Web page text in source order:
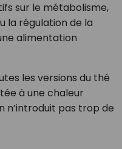
sur le métabolisme,
la régulation de la
alimentation
les versions du thé
à une chaleur
n’introduit pas trop de